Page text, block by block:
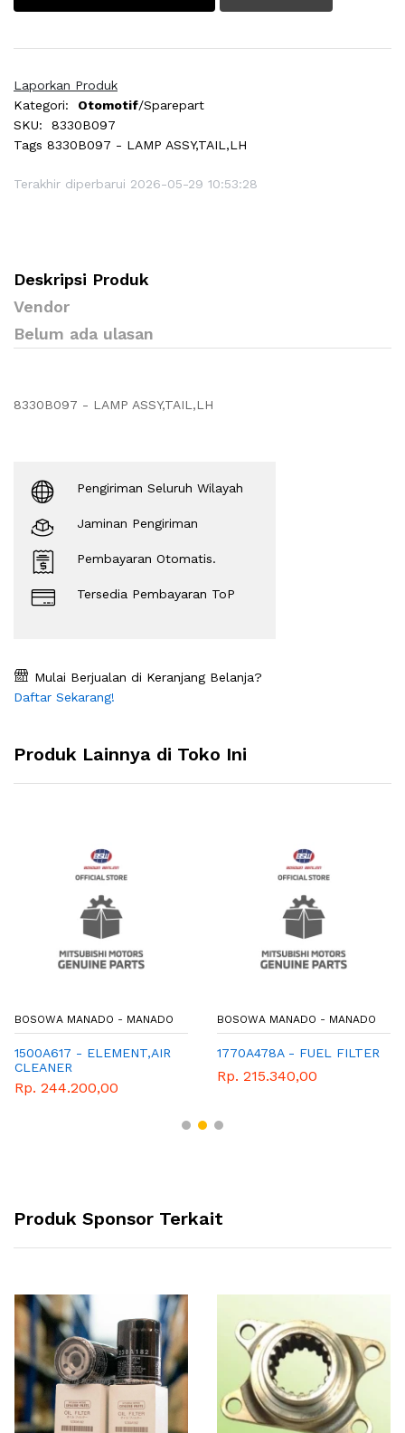
Laporkan Produk
Kategori:
Otomotif/Sparepart
SKU:
8330B097
Tags 8330B097 - LAMP ASSY,TAIL,LH
Terakhir diperbarui 2026-05-29 10:53:28
Deskripsi Produk
Vendor
Belum ada ulasan
8330B097 - LAMP ASSY,TAIL,LH
Pengiriman Seluruh Wilayah
Jaminan Pengiriman
Pembayaran Otomatis.
Tersedia Pembayaran ToP
Mulai Berjualan di Keranjang Belanja?
Daftar Sekarang!
Produk Lainnya di Toko Ini
BOSOWA MANADO - MANADO
1500A617 - ELEMENT,AIR
CLEANER
Rp. 244.200,00
BOSOWA MANADO - MANADO
1770A478A - FUEL FILTER
Rp. 215.340,00
Produk Sponsor Terkait